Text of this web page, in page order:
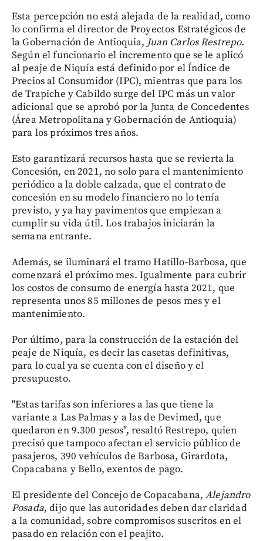
Esta percepción no está alejada de la realidad, como
lo confirma el director de Proyectos Estratégicos de
la Gobernación de Antioquia, Juan Carlos Restrepo.
Según el funcionario el incremento que se le aplicó
al peaje de Niquía está definido por el Índice de
Precios al Consumidor (IPC), mientras que para los
de Trapiche y Cabildo surge del IPC más un valor
adicional que se aprobó por la Junta de Concedentes
(Área Metropolitana y Gobernación de Antioquia)
para los próximos tres años.
Esto garantizará recursos hasta que se revierta la
Concesión, en 2021, no solo para el mantenimiento
periódico a la doble calzada, que el contrato de
concesión en su modelo financiero no lo tenía
previsto, y ya hay pavimentos que empiezan a
cumplir su vida útil. Los trabajos iniciarán la
semana entrante.
Además, se iluminará el tramo Hatillo-Barbosa, que
comenzará el próximo mes. Igualmente para cubrir
los costos de consumo de energía hasta 2021, que
representa unos 85 millones de pesos mes y el
mantenimiento.
Por último, para la construcción de la estación del
peaje de Niquía, es decir las casetas definitivas,
para lo cual ya se cuenta con el diseño y el
presupuesto.
"Estas tarifas son inferiores a las que tiene la
variante a Las Palmas y a las de Devimed, que
quedaron en 9.300 pesos", resaltó Restrepo, quien
precisó que tampoco afectan el servicio público de
pasajeros, 390 vehículos de Barbosa, Girardota,
Copacabana y Bello, exentos de pago.
El presidente del Concejo de Copacabana,Alejandro
Posada, dijo que las autoridades deben dar claridad
a la comunidad, sobre compromisos suscritos en el
pasado en relación con el peajito.